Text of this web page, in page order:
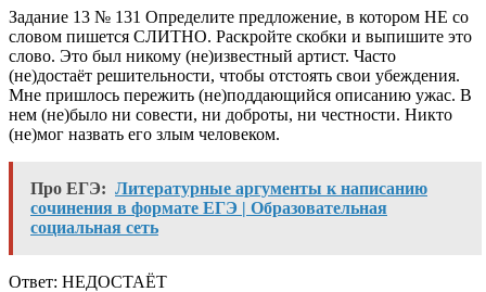
Задание 13 № 131 Определите предложение, в котором НЕ со
словом пишется СЛИТНО. Раскройте скобки и выпишите это
слово. Это был никому (не)известный артист. Часто
(не)достаёт решительности, чтобы отстоять свои убеждения.
Мне пришлось пережить (не)поддающийся описанию ужас. В
нем (не)было ни совести, ни доброты, ни честности. Никто
(не)мог назвать его злым человеком.
Про ЕГЭ: Литературные аргументы к написанию
сочинения в формате ЕГЭ | Образовательная
социальная сеть
Ответ: НЕДОСТАЁТ